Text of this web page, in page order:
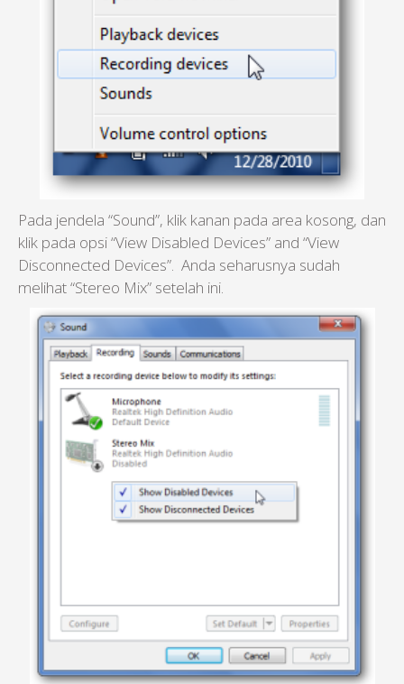
Pada jendela “Sound”, klik kanan pada area kosong, dan
klik pada opsi “View Disabled Devices” and “View
Disconnected Devices”. Anda seharusnya sudah
melihat “Stereo Mix” setelah ini.